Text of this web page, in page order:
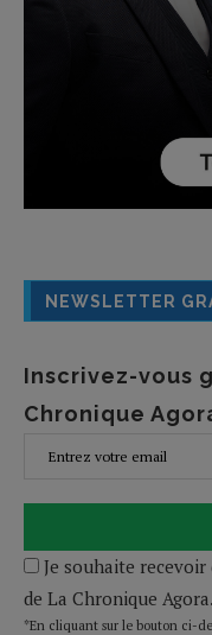
NEWSLETTER
Inscrivez-vous
Chronique
Je souhaite
de La Chronique Agora.
*En cliquant sur le bouton ci-